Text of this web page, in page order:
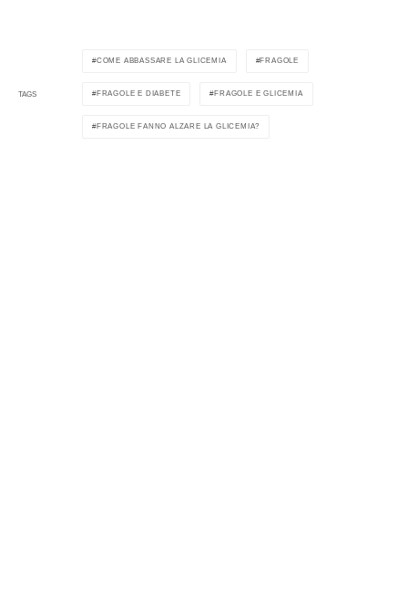
TAGS
COME ABBASSARE LA GLICEMIA FRAGOLE
FRAGOLE E DIABETE FRAGOLE E GLICEMIA
FRAGOLE FANNO ALZARE LA GLICEMIA?